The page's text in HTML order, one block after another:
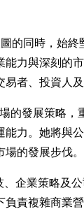
的同時，始
力與深刻的
者、投資人及
發展策略，
力。她將與
的發展步伐。
企業策略及
責複雜商業